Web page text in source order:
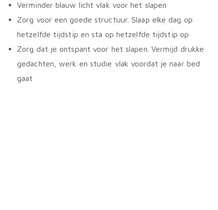
Verminder blauw licht vlak voor het slapen
Zorg voor een goede structuur. Slaap elke dag op
hetzelfde tijdstip en sta op hetzelfde tijdstip op
Zorg dat je ontspant voor het slapen. Vermijd drukke
gedachten, werk en studie vlak voordat je naar bed
gaat